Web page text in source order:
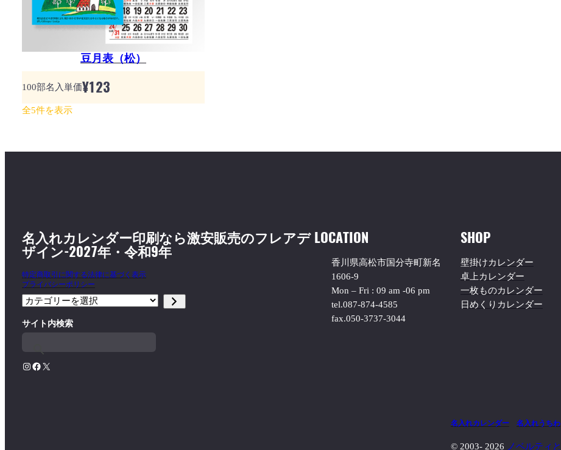
豆月表（松）
100部名入単価¥123
全5件を表示
名入れカレンダー印刷なら激安販売のフレアデ
ザイン-2027年・令和9年
特定商取引に関する法律に基づく表示
プライバシーポリシー
カ
ゴ
を
サイト内検索
Instagram Facebook X
LOCATION
香川県高松市国分寺町新名
1606-9
Mon – Fri : 09 am -06 pm
tel.087-874-4585
fax.050-3737-3044
SHOP
壁掛けカレンダー
卓上カレンダー
一枚ものカレンダー
日めくりカレンダー
名入れカレンダー 名入れうちわ
© 2003- 2026 ノベルティ